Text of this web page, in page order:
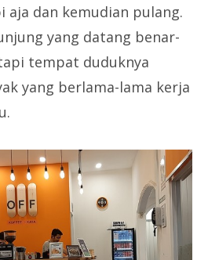
aja dan kemudian pulang.
yang datang benar-
tempat duduknya
yang berlama-lama kerja